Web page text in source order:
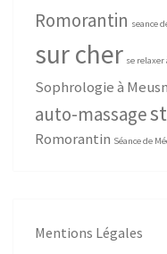
Romorantin seance
sur cher se
Sophrologie à
auto-massage
Romorantin Séance de
Mentions Légales